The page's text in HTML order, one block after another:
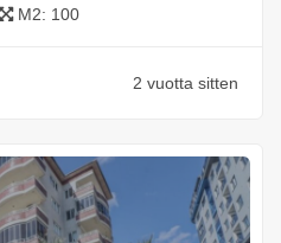
M2: 100
2 vuotta sitten